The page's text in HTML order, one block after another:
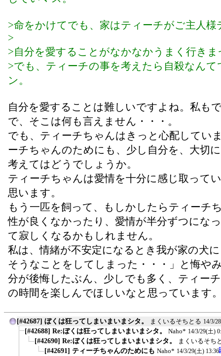
>命をかけてでも、家はティーチがご主人様
>
>自分を愛することがなかなかうまく行きま
>でも、ティーチの事を考えたら自殺なんて
ン。
自分を愛することは難しいですよね。私も
で、そこは何も言えません・・・。
でも、ティーチちゃんはきっと心配してい
ーチちゃんのためにも、少し自分を、大切
考えてはどうでしょうか。
ティーチちゃんは愛情を十分に感じ取って
思います。
もう一匹を飼って、もしかしたらティーチ
性が良くなかったり、愛情が半分ずつにな
て寂しくなるかもしれません。
私は、情緒が不安定になるとき我が家の犬
そうなことをしてしまった・・・」と悔や
分が後悔したぶん、少しでも多く、ティー
の時間を楽しんでほしいなと思っています
[#42687] ぼくは狂ってしまいまいまシタ。 まくいるそちとる 14/3/
[#42688] Re:ぼくは狂ってしまいまいまシタ。 Naho* 14/3/29(土)
[#42690] Re:ぼくは狂ってしまいまいまシタ。 まくいるそち
[#42691] ティーチちゃんのためにも Naho* 14/3/29(土) 13:36